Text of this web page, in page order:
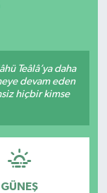
Teâlâ’ya daha
devam eden
hiçbir kimse
GÜNEŞ